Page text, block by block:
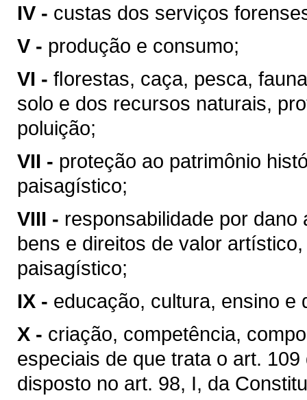
IV - custas dos serviços
V - produção e consumo;
VI - ﬂorestas, caça, pesca,
solo e dos recursos naturais,
poluição;
VII - proteção ao patrimônio
paisagístico;
VIII - responsabilidade por
bens e direitos de valor
paisagístico;
IX - educação, cultura, ensino e
X - criação, competência,
especiais de que trata o art.
disposto no art. 98, I, da